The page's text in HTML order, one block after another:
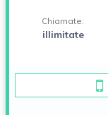
Chiamate:
illimitate